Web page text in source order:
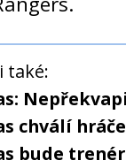
také:
chválí
bude